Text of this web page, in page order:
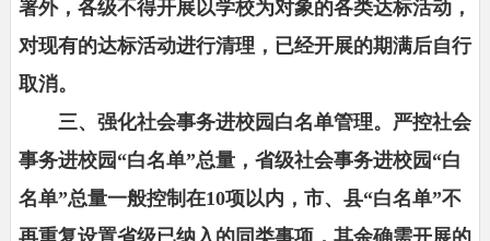
署外，各级不得开展以学校为对象的各类达标活动，
对现有的达标活动进行清理，已经开展的期满后自行
取消。
三、强化社会事务进校园白名单管理。严控社会
事务进校园“白名单”总量，省级社会事务进校园“白
名单”总量一般控制在10项以内，市、县“白名单”不
再重复设置省级已纳入的同类事项，其余确需开展的